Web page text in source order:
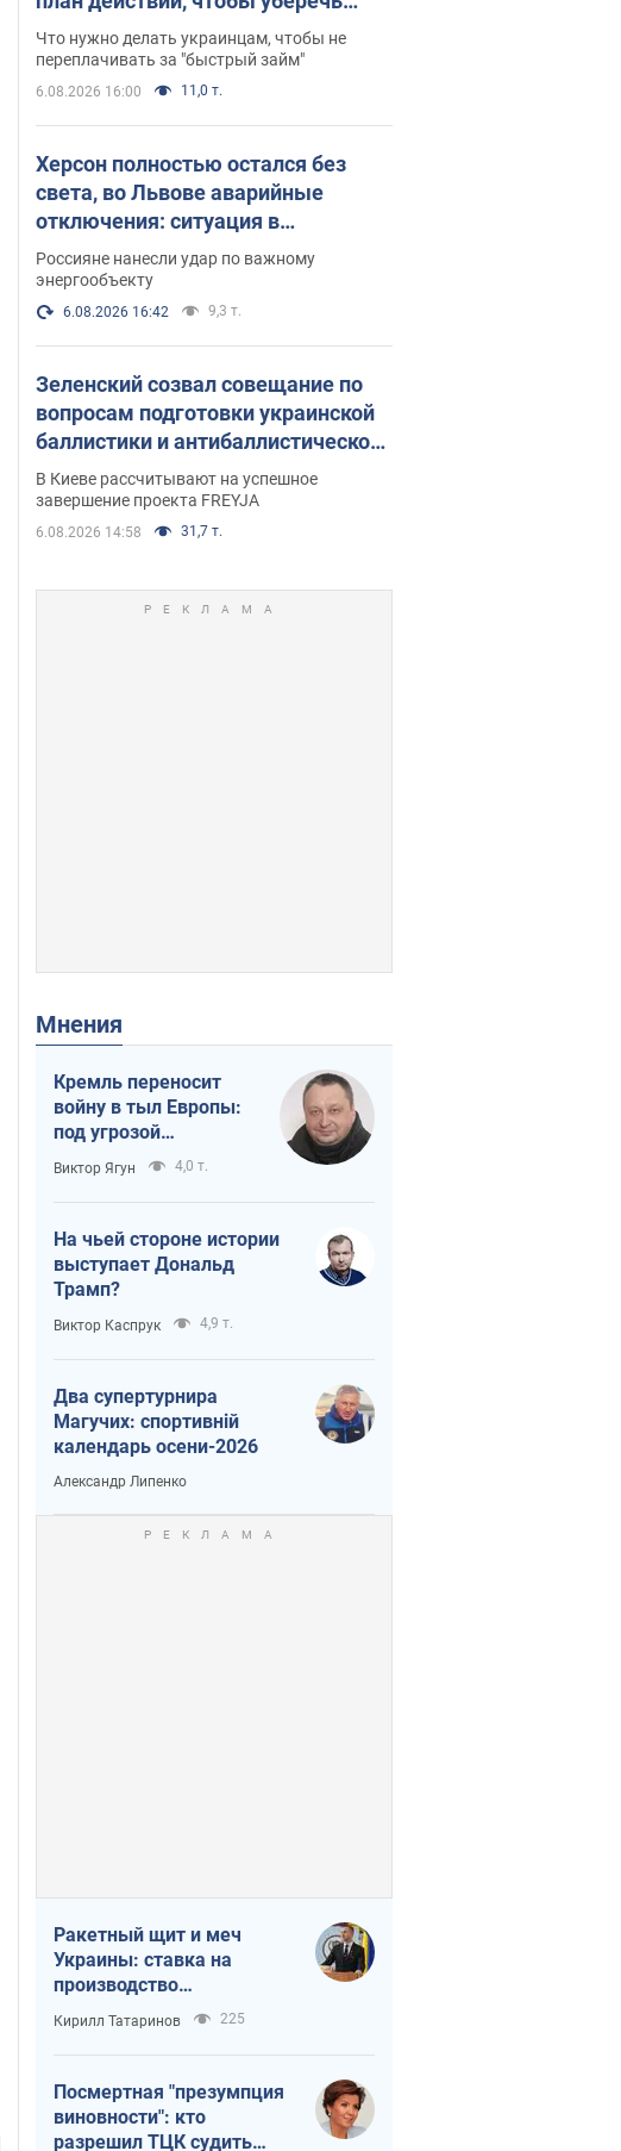
свои деньги
Что нужно делать украинцам, чтобы не
переплачивать за "быстрый займ"
6.08.2026 16:00 11,0 т.
Херсон полностью остался без
света, во Львове аварийные
отключения: ситуация в
энергосистеме 6 августа
Россияне нанесли удар по важному
энергообъекту
6.08.2026 16:42 9,3 т.
Зеленский созвал совещание по
вопросам подготовки украинской
баллистики и антибаллистической
программы FREYJA: какие
решения готовятся
В Киеве рассчитывают на успешное
завершение проекта FREYJA
6.08.2026 14:58 31,7 т.
Мнения
Кремль переносит
войну в тыл Европы:
под угрозой
критическая
логистика
Виктор Ягун 4,0 т.
На чьей стороне истории
выступает Дональд
Трамп?
Виктор Каспрук 4,9 т.
Два супертурнира
Магучих: спортивній
календарь осени-2026
Александр Липенко
Ракетный щит и меч
Украины: ставка на
производство
собственных ракет
Кирилл Татаринов 225
Посмертная "презумпция
виновности": кто
разрешил ТЦК судить